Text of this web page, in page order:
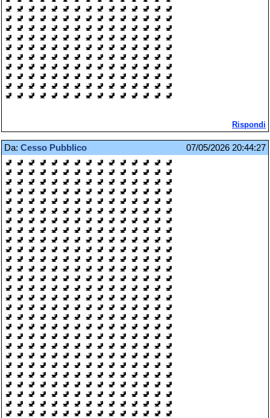
🚽 🚽 🚽 🚽 🚽 🚽 🚽 🚽 🚽 🚽 🚽 🚽 🚽 🚽 🚽
🚽 🚽 🚽 🚽 🚽 🚽 🚽 🚽 🚽 🚽 🚽 🚽 🚽 🚽 🚽
🚽 🚽 🚽 🚽 🚽 🚽 🚽 🚽 🚽 🚽 🚽 🚽 🚽 🚽 🚽
🚽 🚽 🚽 🚽 🚽 🚽 🚽 🚽 🚽 🚽 🚽 🚽 🚽 🚽 🚽
🚽 🚽 🚽 🚽 🚽 🚽 🚽 🚽 🚽 🚽 🚽 🚽 🚽 🚽 🚽
🚽 🚽 🚽 🚽 🚽 🚽 🚽 🚽 🚽 🚽 🚽 🚽 🚽 🚽 🚽
🚽 🚽 🚽 🚽 🚽 🚽 🚽 🚽 🚽 🚽 🚽 🚽 🚽 🚽 🚽
🚽 🚽 🚽 🚽 🚽 🚽 🚽 🚽 🚽 🚽 🚽 🚽 🚽 🚽 🚽
🚽 🚽 🚽 🚽 🚽 🚽 🚽 🚽 🚽 🚽 🚽 🚽 🚽 🚽 🚽
🚽 🚽 🚽 🚽 🚽 🚽 🚽 🚽 🚽 🚽 🚽 🚽 🚽 🚽 🚽
Rispondi
Da: Cesso Pubblico
07/05/2026 20:44:27
🚽 🚽 🚽 🚽 🚽 🚽 🚽 🚽 🚽 🚽 🚽 🚽 🚽 🚽 🚽
🚽 🚽 🚽 🚽 🚽 🚽 🚽 🚽 🚽 🚽 🚽 🚽 🚽 🚽 🚽
🚽 🚽 🚽 🚽 🚽 🚽 🚽 🚽 🚽 🚽 🚽 🚽 🚽 🚽 🚽
🚽 🚽 🚽 🚽 🚽 🚽 🚽 🚽 🚽 🚽 🚽 🚽 🚽 🚽 🚽
🚽 🚽 🚽 🚽 🚽 🚽 🚽 🚽 🚽 🚽 🚽 🚽 🚽 🚽 🚽
🚽 🚽 🚽 🚽 🚽 🚽 🚽 🚽 🚽 🚽 🚽 🚽 🚽 🚽 🚽
🚽 🚽 🚽 🚽 🚽 🚽 🚽 🚽 🚽 🚽 🚽 🚽 🚽 🚽 🚽
🚽 🚽 🚽 🚽 🚽 🚽 🚽 🚽 🚽 🚽 🚽 🚽 🚽 🚽 🚽
🚽 🚽 🚽 🚽 🚽 🚽 🚽 🚽 🚽 🚽 🚽 🚽 🚽 🚽 🚽
🚽 🚽 🚽 🚽 🚽 🚽 🚽 🚽 🚽 🚽 🚽 🚽 🚽 🚽 🚽
🚽 🚽 🚽 🚽 🚽 🚽 🚽 🚽 🚽 🚽 🚽 🚽 🚽 🚽 🚽
🚽 🚽 🚽 🚽 🚽 🚽 🚽 🚽 🚽 🚽 🚽 🚽 🚽 🚽 🚽
🚽 🚽 🚽 🚽 🚽 🚽 🚽 🚽 🚽 🚽 🚽 🚽 🚽 🚽 🚽
🚽 🚽 🚽 🚽 🚽 🚽 🚽 🚽 🚽 🚽 🚽 🚽 🚽 🚽 🚽
🚽 🚽 🚽 🚽 🚽 🚽 🚽 🚽 🚽 🚽 🚽 🚽 🚽 🚽 🚽
🚽 🚽 🚽 🚽 🚽 🚽 🚽 🚽 🚽 🚽 🚽 🚽 🚽 🚽 🚽
🚽 🚽 🚽 🚽 🚽 🚽 🚽 🚽 🚽 🚽 🚽 🚽 🚽 🚽 🚽
🚽 🚽 🚽 🚽 🚽 🚽 🚽 🚽 🚽 🚽 🚽 🚽 🚽 🚽 🚽
🚽 🚽 🚽 🚽 🚽 🚽 🚽 🚽 🚽 🚽 🚽 🚽 🚽 🚽 🚽
🚽 🚽 🚽 🚽 🚽 🚽 🚽 🚽 🚽 🚽 🚽 🚽 🚽 🚽 🚽
🚽 🚽 🚽 🚽 🚽 🚽 🚽 🚽 🚽 🚽 🚽 🚽 🚽 🚽 🚽
🚽 🚽 🚽 🚽 🚽 🚽 🚽 🚽 🚽 🚽 🚽 🚽 🚽 🚽 🚽
🚽 🚽 🚽 🚽 🚽 🚽 🚽 🚽 🚽 🚽 🚽 🚽 🚽 🚽 🚽
🚽 🚽 🚽 🚽 🚽 🚽 🚽 🚽 🚽 🚽 🚽 🚽 🚽 🚽 🚽
🚽 🚽 🚽 🚽 🚽 🚽 🚽 🚽 🚽 🚽 🚽 🚽 🚽 🚽 🚽
🚽 🚽 🚽 🚽 🚽 🚽 🚽 🚽 🚽 🚽 🚽 🚽 🚽 🚽 🚽
🚽 🚽 🚽 🚽 🚽 🚽 🚽 🚽 🚽 🚽 🚽 🚽 🚽 🚽 🚽